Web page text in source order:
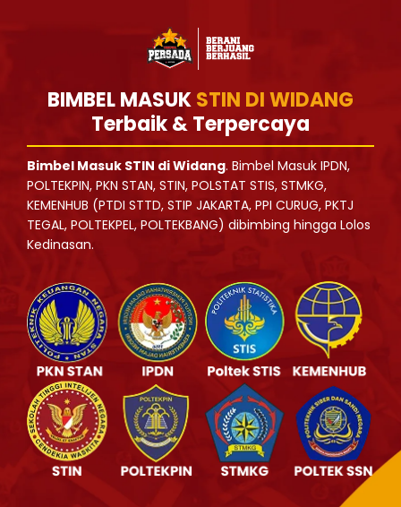
BIMBEL MASUKSTIN DI WIDANG
Terbaik & Terpercaya
Bimbel Masuk STIN di Widang. Bimbel Masuk IPDN,
POLTEKPIN, PKN STAN, STIN, POLSTAT STIS, STMKG,
KEMENHUB (PTDI STTD, STIP JAKARTA, PPI CURUG, PKTJ
TEGAL, POLTEKPEL, POLTEKBANG) dibimbing hingga Lolos
Kedinasan.